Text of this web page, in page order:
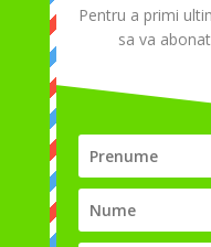
Pentru a primi
sa va